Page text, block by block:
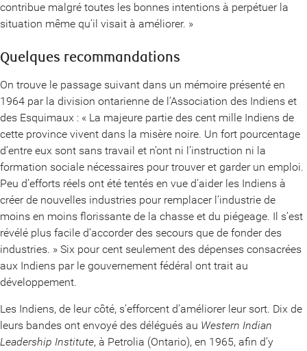
contribue malgré toutes les bonnes intentions à perpétuer la
situation même qu’il visait à améliorer. »
Quelques recommandations
On trouve le passage suivant dans un mémoire présenté en
1964 par la division ontarienne de l’Association des Indiens et
des Esquimaux : « La majeure partie des cent mille Indiens de
cette province vivent dans la misère noire. Un fort pourcentage
d’entre eux sont sans travail et n’ont ni l’instruction ni la
formation sociale nécessaires pour trouver et garder un emploi.
Peu d’efforts réels ont été tentés en vue d’aider les Indiens à
créer de nouvelles industries pour remplacer l’industrie de
moins en moins florissante de la chasse et du piégeage. Il s’est
révélé plus facile d’accorder des secours que de fonder des
industries. » Six pour cent seulement des dépenses consacrées
aux Indiens par le gouvernement fédéral ont trait au
développement.
Les Indiens, de leur côté, s’efforcent d’améliorer leur sort. Dix de
leurs bandes ont envoyé des délégués au Western Indian
Leadership Institute, à Petrolia (Ontario), en 1965, afin d’y